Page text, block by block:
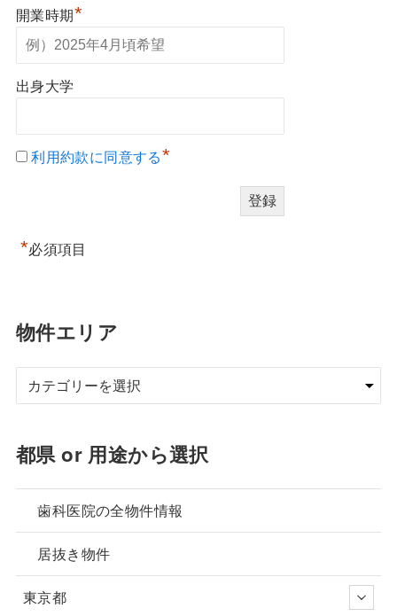
開業時期*
出身大学
利用約款に同意する*
*必須項目
物件エリア
都県 or 用途から選択
歯科医院の全物件情報
居抜き物件
東京都